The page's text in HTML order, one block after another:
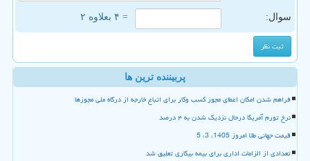
سوال: = ۴ بعلاوه ۲
پربیننده ترین ها
فراهم شدن امکان اعطای مجوز کسب وکار برای اتباع خارجه از درگاه ملی مجوزها
نرخ تورم آمریکا درحال نزدیک شدن به ۴ درصد
قیمت جهانی طلا امروز 1405، 3، 5
تعدادی از الزامات اداری برای بیمه بیکاری تعلیق شد